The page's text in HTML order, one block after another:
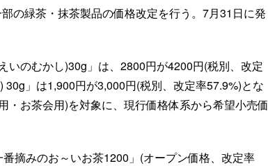
の緑茶・抹茶製品の価格改定を行う。7月31日に発
いのむかし)30g」は、2800円が4200円(税別、改定
」は1,900円が3,000円(税別、改定率57.9%)とな
・お茶会用)を対象に、現行価格体系から希望小売価
摘みのお～いお茶1200」(オープン価格、改定率